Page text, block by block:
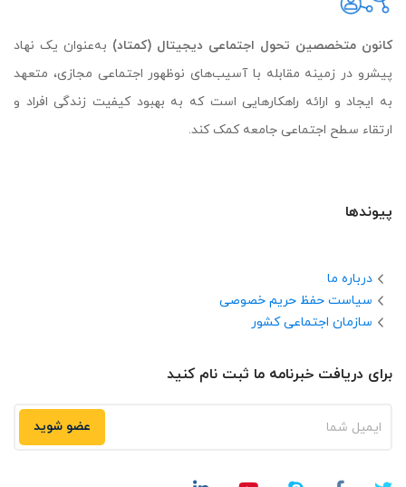
کانون متخصصین تحول اجتماعی دیجیتال (کمتاد) به‌عنوان یک نهاد
پیشرو در زمینه مقابله با آسیب‌های نوظهور اجتماعی مجازی، متعهد
به ایجاد و ارائه راهکارهایی است که به بهبود کیفیت زندگی افراد و
ارتقاء سطح اجتماعی جامعه کمک کند.
پیوندها
درباره ما
سیاست حفظ حریم خصوصی
سازمان اجتماعی کشور
برای دریافت خبرنامه ما ثبت نام کنید
عضو شوید